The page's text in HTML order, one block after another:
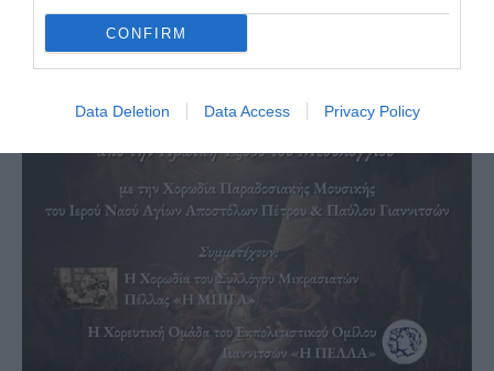
CONFIRM
Data Deletion Data Access Privacy Policy
Το “Ευχολόγιο” του μακαριστού Τιμοθέου